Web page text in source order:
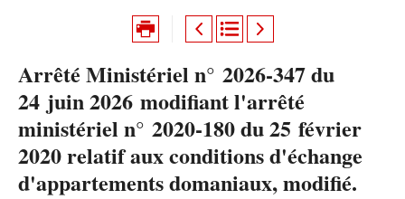
Arrêté Ministériel n° 2026‑347 du
24 juin 2026 modifiant l'arrêté
ministériel n° 2020‑180 du 25 février
2020 relatif aux conditions d'échange
d'appartements domaniaux, modifié.